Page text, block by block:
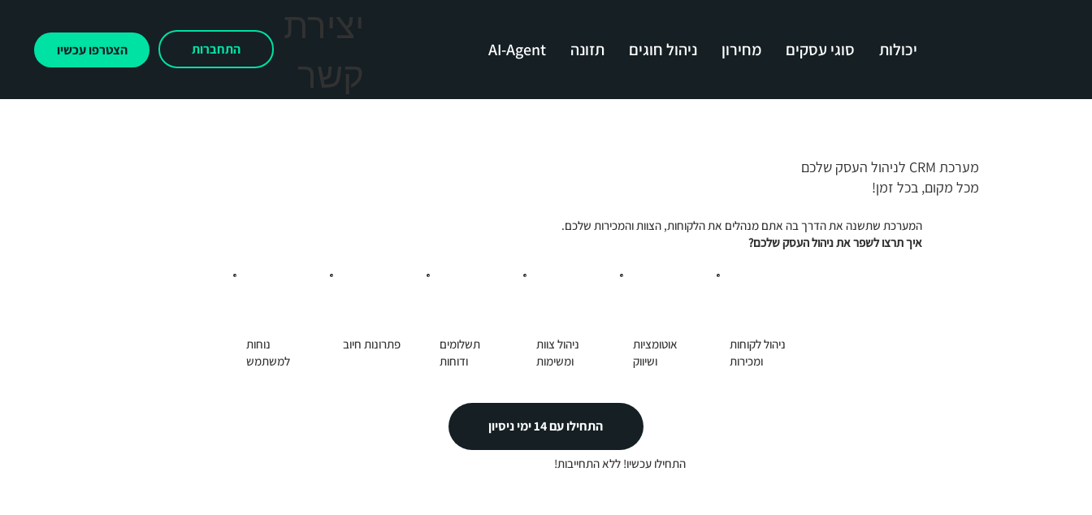
הצטרפו עכשיו התחברות
יצירת
קשר
יכולות סוגי עסקים מחירון ניהול חוגים תזונה AI-Agent
מערכת CRM לניהול העסק שלכם
מכל מקום, בכל זמן!
המערכת שתשנה את הדרך בה אתם מנהלים את הלקוחות, הצוות והמכירות שלכם.
איך תרצו לשפר את ניהול העסק שלכם?
נוחות
למשתמש
פתרונות חיוב
תשלומים
ודוחות
ניהול צוות
ומשימות
אוטומציות
ושיווק
ניהול לקוחות
ומכירות
התחילו עם 14 ימי ניסיון
התחילו עכשיו! ללא התחייבות!